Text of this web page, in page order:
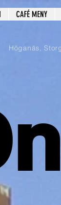
CAFÉ MENY
Höganäs,